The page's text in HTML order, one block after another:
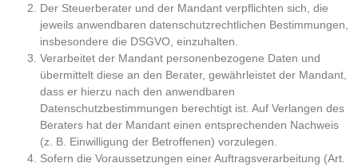
Der Steuerberater und der Mandant verpflichten sich, die
jeweils anwendbaren datenschutzrechtlichen Bestimmungen,
insbesondere die DSGVO, einzuhalten.
Verarbeitet der Mandant personenbezogene Daten und
übermittelt diese an den Berater, gewährleistet der Mandant,
dass er hierzu nach den anwendbaren
Datenschutzbestimmungen berechtigt ist. Auf Verlangen des
Beraters hat der Mandant einen entsprechenden Nachweis
(z. B. Einwilligung der Betroffenen) vorzulegen.
Sofern die Voraussetzungen einer Auftragsverarbeitung (Art.